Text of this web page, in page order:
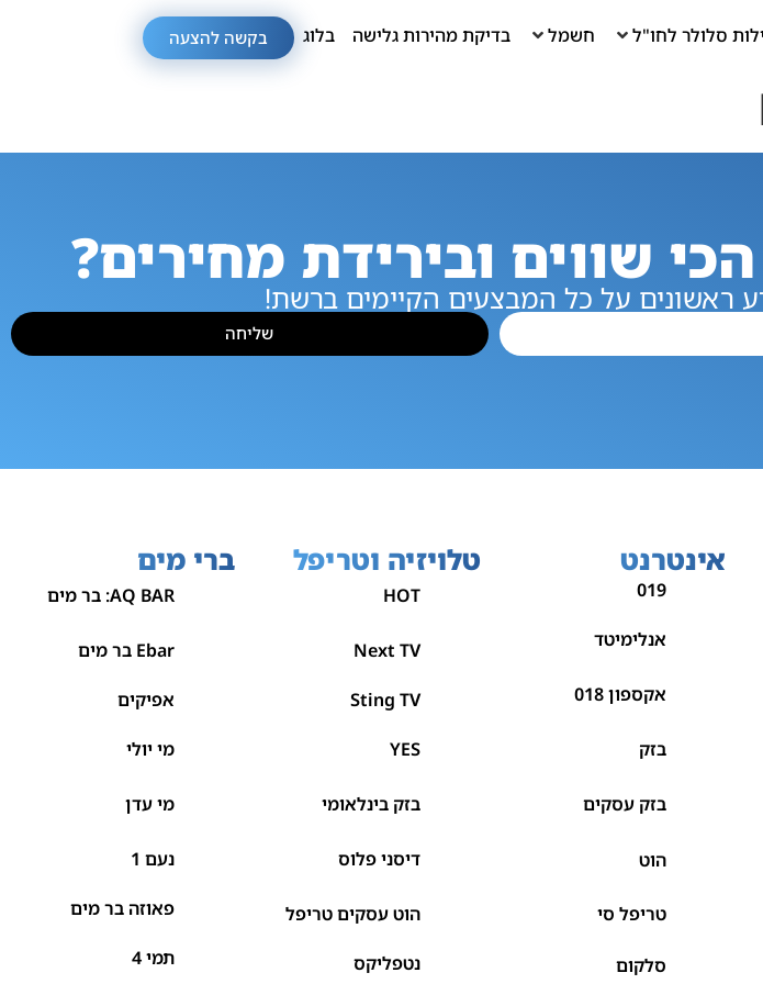
סלולר לחו"ל חשמל בדיקת מהירות גלישה בלוג בקשה להצעה
שווים ובירידת מחירים?
ראשונים על כל המבצעים הקיימים ברשת!
שליחה
אינטרנט
019
אנלימיטד
אקספון 018
בזק
בזק עסקים
הוט
טריפל סי
סלקום
טלויזיה וטריפל
HOT
Next TV
Sting TV
YES
בזק בינלאומי
דיסני פלוס
הוט עסקים טריפל
נטפליקס
ברי מים
AQ BAR: בר מים
Ebar בר מים
אפיקים
מי יולי
מי עדן
נעם 1
פאוזה בר מים
תמי 4